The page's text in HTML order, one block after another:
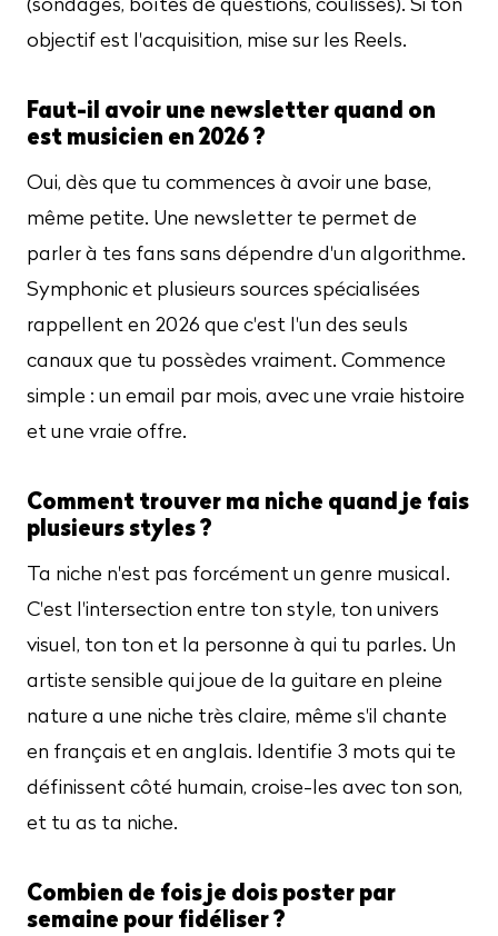
objectif est l'acquisition, mise sur les Reels.
Faut-il avoir une newsletter quand on
est musicien en 2026 ?
Oui, dès que tu commences à avoir une base,
même petite. Une newsletter te permet de
parler à tes fans sans dépendre d'un algorithme.
Symphonic et plusieurs sources spécialisées
rappellent en 2026 que c'est l'un des seuls
canaux que tu possèdes vraiment. Commence
simple : un email par mois, avec une vraie histoire
et une vraie offre.
Comment trouver ma niche quand je fais
plusieurs styles ?
Ta niche n'est pas forcément un genre musical.
C'est l'intersection entre ton style, ton univers
visuel, ton ton et la personne à qui tu parles. Un
artiste sensible qui joue de la guitare en pleine
nature a une niche très claire, même s'il chante
en français et en anglais. Identifie 3 mots qui te
définissent côté humain, croise-les avec ton son,
et tu as ta niche.
Combien de fois je dois poster par
semaine pour fidéliser ?